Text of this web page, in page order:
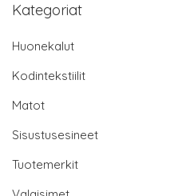
Kategoriat
Huonekalut
Kodintekstiilit
Matot
Sisustusesineet
Tuotemerkit